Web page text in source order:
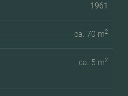
1961
ca. 70 m2
ca. 5 m2